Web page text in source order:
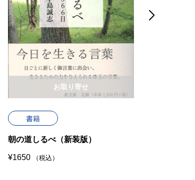
書籍
朝の道しるべ（新装版）
¥1650 （税込）
お取り寄せ
